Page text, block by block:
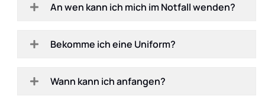
An wen kann ich mich im Notfall wenden?
Bekomme ich eine Uniform?
Wann kann ich anfangen?